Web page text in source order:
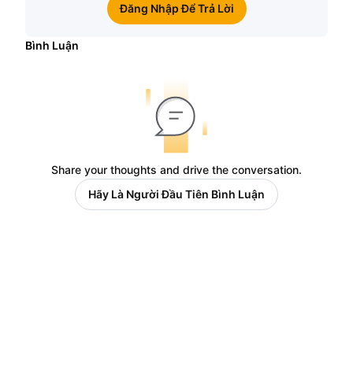
Đăng Nhập Để Trả Lời
Bình Luận
Share your thoughts and drive the conversation.
Hãy Là Người Đầu Tiên Bình Luận